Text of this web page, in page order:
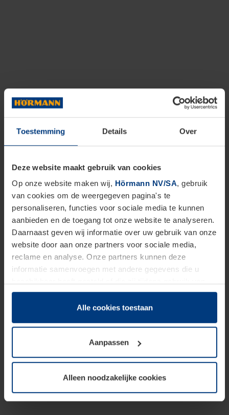
Toestemming Details Over
Deze website maakt gebruik van cookies
Op onze website maken wij, Hörmann NV/SA, gebruik
van cookies om de weergegeven pagina's te
personaliseren, functies voor sociale media te kunnen
aanbieden en de toegang tot onze website te analyseren.
Daarnaast geven wij informatie over uw gebruik van onze
website door aan onze partners voor sociale media,
reclame en analyse. Onze partners kunnen deze
informatie samenvoegen met andere gegevens die u
hun diensten hebben verzameld.
Juridisch hebben wij het recht om cookies op uw
van deze pagina's absoluut vereist is. Voor alle andere
soorten cookies is uw toestemming benodigd. Uw
toestemming kunt u op elk moment bij de uitleg van de
wijzigen of herroepen.
Alle cookies toestaan
Aanpassen
Alleen noodzakelijke cookies